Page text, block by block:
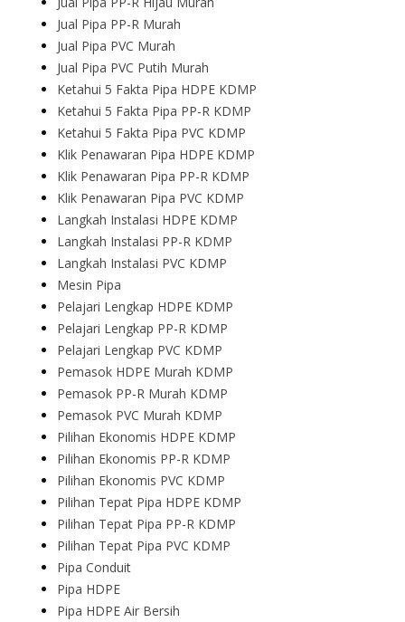
Jual Pipa PP-R Murah
Jual Pipa PVC Murah
Jual Pipa PVC Putih Murah
Ketahui 5 Fakta Pipa HDPE KDMP
Ketahui 5 Fakta Pipa PP-R KDMP
Ketahui 5 Fakta Pipa PVC KDMP
Klik Penawaran Pipa HDPE KDMP
Klik Penawaran Pipa PP-R KDMP
Klik Penawaran Pipa PVC KDMP
Langkah Instalasi HDPE KDMP
Langkah Instalasi PP-R KDMP
Langkah Instalasi PVC KDMP
Mesin Pipa
Pelajari Lengkap HDPE KDMP
Pelajari Lengkap PP-R KDMP
Pelajari Lengkap PVC KDMP
Pemasok HDPE Murah KDMP
Pemasok PP-R Murah KDMP
Pemasok PVC Murah KDMP
Pilihan Ekonomis HDPE KDMP
Pilihan Ekonomis PP-R KDMP
Pilihan Ekonomis PVC KDMP
Pilihan Tepat Pipa HDPE KDMP
Pilihan Tepat Pipa PP-R KDMP
Pilihan Tepat Pipa PVC KDMP
Pipa Conduit
Pipa HDPE
Pipa HDPE Air Bersih